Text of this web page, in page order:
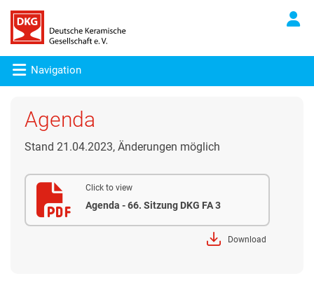
Navigation
Agenda
Stand 21.04.2023, Änderungen möglich
Click to view
Agenda - 66. Sitzung DKG FA 3
Download